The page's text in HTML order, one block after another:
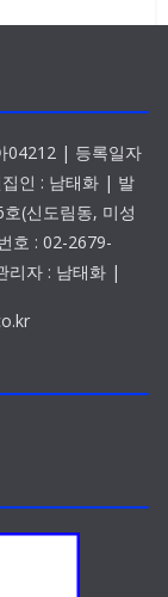
04212 | 등록일자
인 : 남태화 | 발
(신도림동, 미성
호 : 02-2679-
리자 : 남태화 |